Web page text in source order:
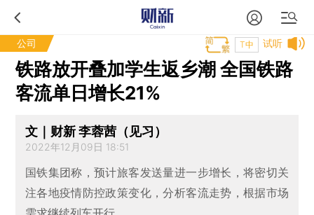
公司 试听
T中
铁路放开叠加学生返乡潮 全国铁路
客流单日增长21%
文｜财新 李蓉茜（见习）
2022年12月09日 18:51
国铁集团称，预计旅客发送量进一步增长，将密切关
注各地疫情防控政策变化，分析客流走势，根据市场